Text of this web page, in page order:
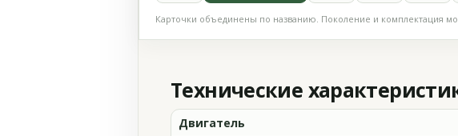
Карточки объединены по названию. Поколение и комплектация
Технические
Двигатель